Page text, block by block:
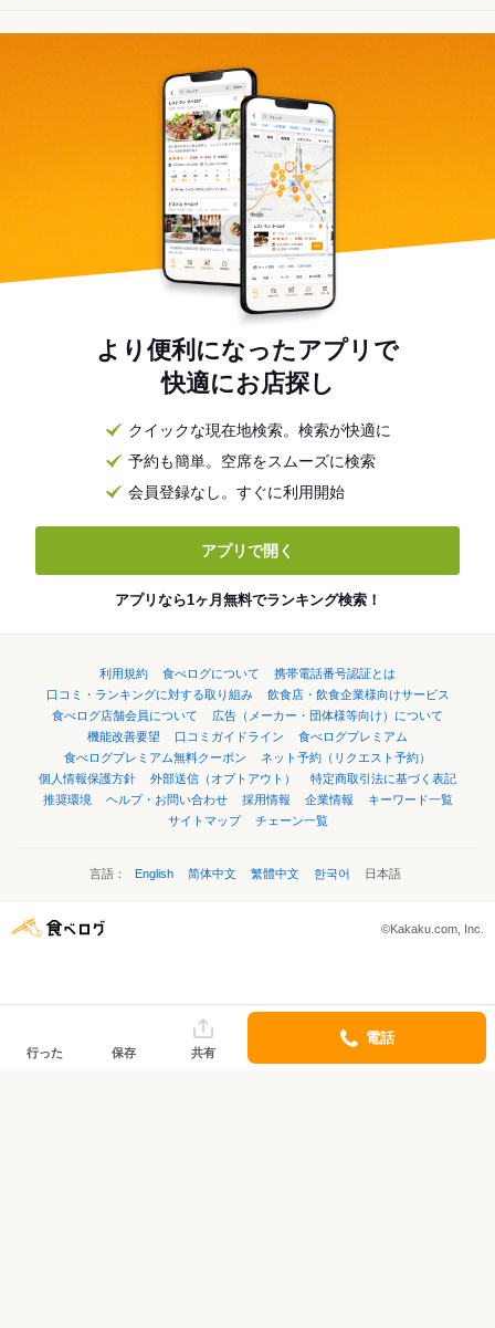
より便利になったアプリで
快適にお店探し
クイックな現在地検索。検索が快適に
予約も簡単。空席をスムーズに検索
会員登録なし。すぐに利用開始
アプリで開く
アプリなら1ヶ月無料でランキング検索！
利用規約 食べログについて
携帯電話番号認証とは
口コミ・ランキングに対する取り組み
飲食店・飲食企業様向けサービス
食べログ店舗会員について
広告（メーカー・団体様等向け）について
機能改善要望
口コミガイドライン
食べログプレミアム
食べログプレミアム無料クーポン
ネット予約（リクエスト予約）
個人情報保護方針
外部送信（オプトアウト）
特定商取引法に基づく表記
推奨環境
ヘルプ・お問い合わせ 採用情報 企業情報
キーワード一覧
サイトマップ
チェーン一覧
言語： English 简体中文 繁體中文 한국어 日本語
©Kakaku.com, Inc.
行った 保存 共有
電話